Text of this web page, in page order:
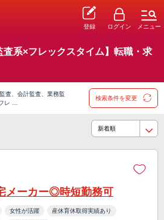
登録 ログイン メニュー
査系×フレックスタイム】転職・求
査、会計監査、業務監
レ …
検索条件を変更
メーカー◎時短勤務可
女性が活躍 産休育休取得実績あり